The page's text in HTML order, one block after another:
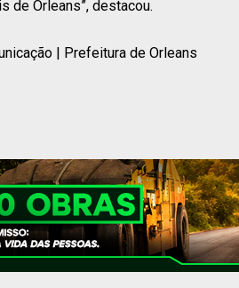
de Orleans”, destacou.
| Prefeitura de Orleans